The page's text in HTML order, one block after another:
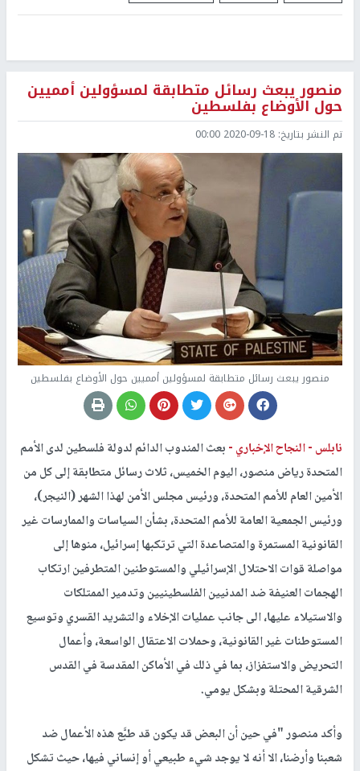
منصور يبعث رسائل متطابقة لمسؤولين أمميين
حول الأوضاع بفلسطين
تم النشر بتاريخ: 2020-09-18 00:00
منصور يبعث رسائل متطابقة لمسؤولين أمميين حول الأوضاع بفلسطين
نابلس -النجاح الإخباري -بعث المندوب الدائم لدولة فلسطين لدى الأمم
المتحدة رياض منصور، اليوم الخميس، ثلاث رسائل متطابقة إلى كل من
الأمين العام للأمم المتحدة، ورئيس مجلس الأمن لهذا الشهر (النيجر)،
ورئيس الجمعية العامة للأمم المتحدة، بشأن السياسات والممارسات غير
القانونية المستمرة والمتصاعدة التي ترتكبها إسرائيل، منوها إلى
مواصلة قوات الاحتلال الإسرائيلي والمستوطنين المتطرفين ارتكاب
الهجمات العنيفة ضد المدنيين الفلسطينيين وتدمير الممتلكات
والاستيلاء عليها، الى جانب عمليات الإخلاء والتشريد القسري وتوسيع
المستوطنات غير القانونية، وحملات الاعتقال الواسعة، وأعمال
التحريض والاستفزاز، بما في ذلك في الأماكن المقدسة في القدس
الشرقية المحتلة وبشكل يومي.
وأكد منصور "في حين أن البعض قد يكون قد طبَّع هذه الأعمال ضد
شعبنا وأرضنا، الا أنه لا يوجد شيء طبيعي أو إنساني فيها، حيث تشكل